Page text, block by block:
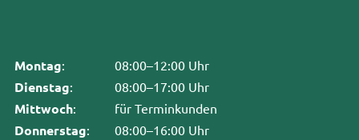
Montag: 08:00–12:00 Uhr
Dienstag: 08:00–17:00 Uhr
Mittwoch: für Terminkunden
Donnerstag: 08:00–16:00 Uhr